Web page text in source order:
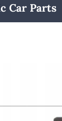
Car Parts